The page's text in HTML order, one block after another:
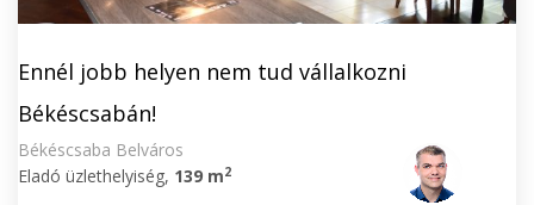
Ennél jobb helyen nem tud vállalkozni
Békéscsabán!
Békéscsaba Belváros
Eladó üzlethelyiség, 139 m2